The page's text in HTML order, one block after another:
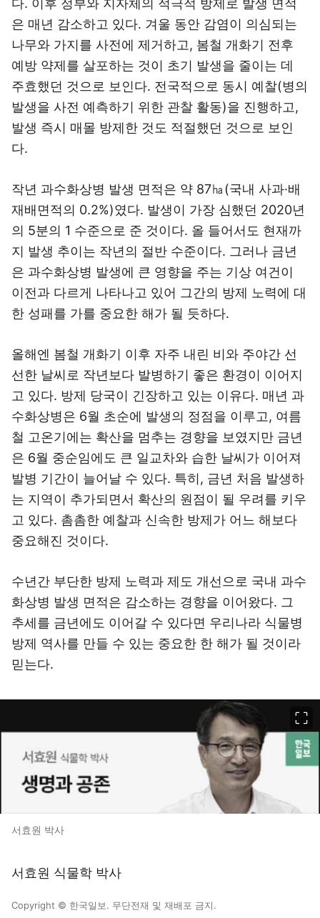
다. 이후 정부와 지자체의 적극적 방제로 발생 면적
은 매년 감소하고 있다. 겨울 동안 감염이 의심되는
나무와 가지를 사전에 제거하고, 봄철 개화기 전후
예방 약제를 살포하는 것이 초기 발생을 줄이는 데
주효했던 것으로 보인다. 전국적으로 동시 예찰(병의
발생을 사전 예측하기 위한 관찰 활동)을 진행하고,
발생 즉시 매몰 방제한 것도 적절했던 것으로 보인
다.
작년 과수화상병 발생 면적은 약 87㏊(국내 사과·배
재배면적의 0.2%)였다. 발생이 가장 심했던 2020년
의 5분의 1 수준으로 준 것이다. 올 들어서도 현재까
지 발생 추이는 작년의 절반 수준이다. 그러나 금년
은 과수화상병 발생에 큰 영향을 주는 기상 여건이
이전과 다르게 나타나고 있어 그간의 방제 노력에 대
한 성패를 가를 중요한 해가 될 듯하다.
올해엔 봄철 개화기 이후 자주 내린 비와 주야간 선
선한 날씨로 작년보다 발병하기 좋은 환경이 이어지
고 있다. 방제 당국이 긴장하고 있는 이유다. 매년 과
수화상병은 6월 초순에 발생의 정점을 이루고, 여름
철 고온기에는 확산을 멈추는 경향을 보였지만 금년
은 6월 중순임에도 큰 일교차와 습한 날씨가 이어져
발병 기간이 늘어날 수 있다. 특히, 금년 처음 발생하
는 지역이 추가되면서 확산의 원점이 될 우려를 키우
고 있다. 촘촘한 예찰과 신속한 방제가 어느 해보다
중요해진 것이다.
수년간 부단한 방제 노력과 제도 개선으로 국내 과수
화상병 발생 면적은 감소하는 경향을 이어왔다. 그
추세를 금년에도 이어갈 수 있다면 우리나라 식물병
방제 역사를 만들 수 있는 중요한 한 해가 될 것이라
믿는다.
서효원 박사
서효원 식물학 박사
Copyright © 한국일보. 무단전재 및 재배포 금지.